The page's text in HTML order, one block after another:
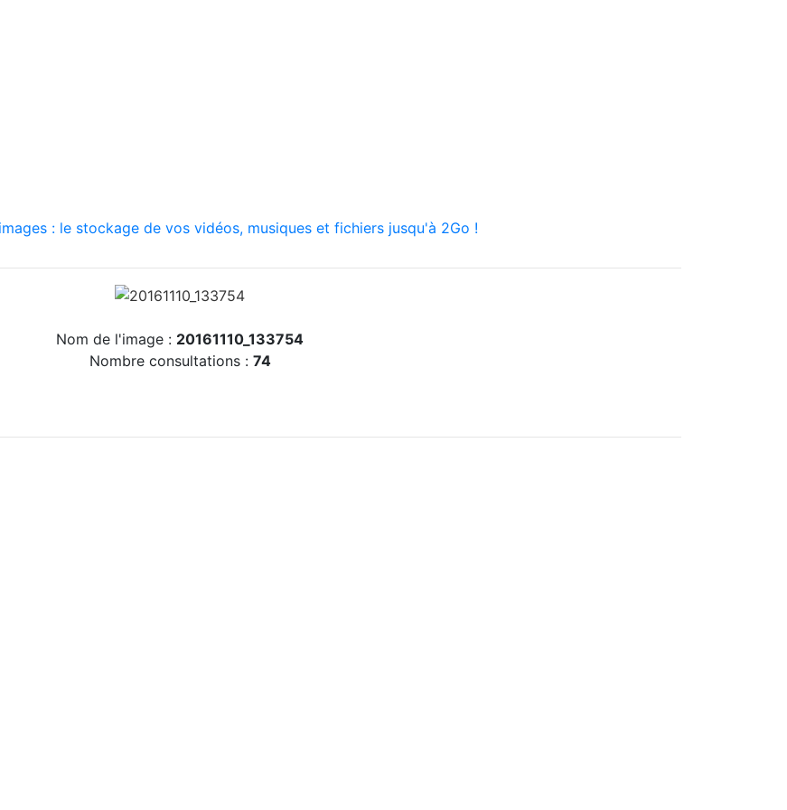
: le stockage de vos vidéos, musiques et fichiers jusqu'à 2Go !
Nom de l'image : 20161110_133754
Nombre consultations : 74